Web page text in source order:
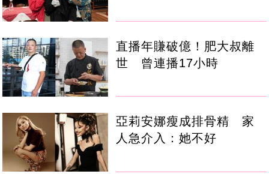
直播年賺破億！肥大叔離
世 曾連播17小時
亞莉安娜瘦成排骨精 家
人急介入：她不好